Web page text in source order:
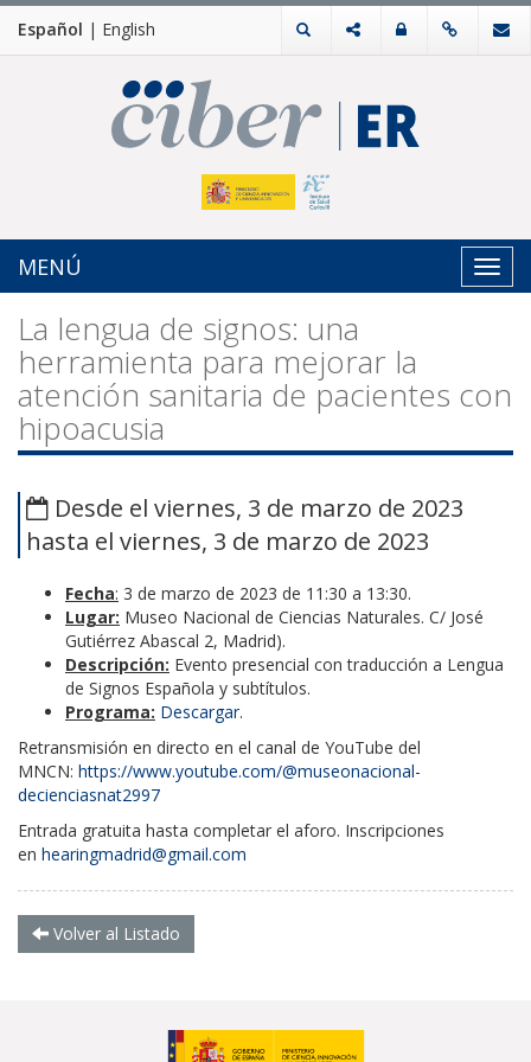
Español | English
MENÚ
La lengua de signos: una
herramienta para mejorar la
atención sanitaria de pacientes con
hipoacusia
Desde el viernes, 3 de marzo de 2023
hasta el viernes, 3 de marzo de 2023
Fecha: 3 de marzo de 2023 de 11:30 a 13:30.
Lugar: Museo Nacional de Ciencias Naturales. C/ José
Gutiérrez Abascal 2, Madrid).
Descripción: Evento presencial con traducción a Lengua
de Signos Española y subtítulos.
Programa: Descargar.
Retransmisión en directo en el canal de YouTube del
MNCN: https://www.youtube.com/@museonacional­
decienciasnat2997
Entrada gratuita hasta completar el aforo. Inscripciones
en hearingmadrid@gmail.com
Volver al Listado